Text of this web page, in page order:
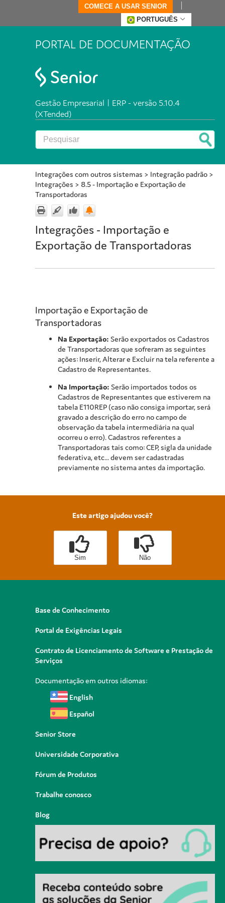
COMECE A USAR SENIOR
PORTUGUÊS
PORTAL DE DOCUMENTAÇÃO
Gestão Empresarial | ERP - versão 5.10.4
(XTended)
Integrações com outros sistemas > Integração padrão >
Integrações > 8.5 - Importação e Exportação de
Transportadoras
Integrações - Importação e
Exportação de Transportadoras
Importação e Exportação de
Transportadoras
Na Exportação: Serão exportados os Cadastros
de Transportadoras que sofreram as seguintes
ações: Inserir, Alterar e Excluir na tela referente a
Cadastro de Representantes.
Na Importação: Serão importados todos os
Cadastros de Representantes que estiverem na
tabela E110REP (caso não consiga importar, será
gravado a descrição do erro no campo de
observação da tabela intermediária na qual
ocorreu o erro). Cadastros referentes a
Transportadoras tais como: CEP, sigla da unidade
federativa, etc... devem ser cadastradas
previamente no sistema antes da importação.
Este artigo ajudou você?
Sim Não
Base de Conhecimento
Portal de Exigências Legais
Contrato de Licenciamento de Software e Prestação de
Serviços
Documentação em outros idiomas:
English
Español
Senior Store
Universidade Corporativa
Fórum de Produtos
Trabalhe conosco
Blog